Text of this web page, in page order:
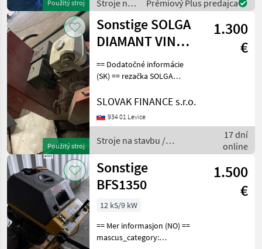
Použitý stroj
kameňa
Stroje na
stavbu /
Sonstige
Prémiový Plus predajca
Použitý stroj
Sonstige SOLGA
DIAMANT VIN
171
1.300
€
== Dodatočné informácie
(SK) == rezačka SOLGA
1300 EUR Stroje na stavbu
kameňa
SLOVAK FINANCE s.r.o.
934 01 Levice
Stroje na stavbu /
Sonstige
17 dní
online
Sonstige
BFS1350
1.500
€
12 kS/9 kW
== Mer informasjon (NO) ==
mascus_category: